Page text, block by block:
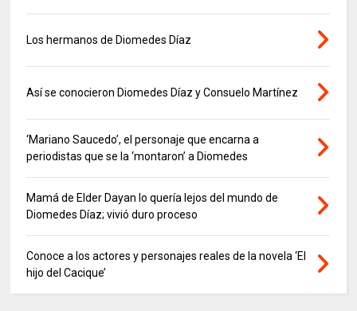
Los hermanos de Diomedes Díaz
Así se conocieron Diomedes Díaz y Consuelo Martínez
‘Mariano Saucedo’, el personaje que encarna a
periodistas que se la ‘montaron’ a Diomedes
Mamá de Elder Dayan lo quería lejos del mundo de
Diomedes Díaz; vivió duro proceso
Conoce a los actores y personajes reales de la novela ‘El
hijo del Cacique’